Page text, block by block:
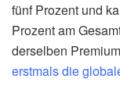
fünf Prozent und
Prozent am
derselben
erstmals die